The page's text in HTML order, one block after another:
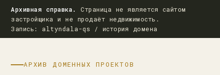
Архивная справка.
Страница не является сайтом
застройщика и не продаёт недвижимость.
Запись: altyndala-qs / история домена
АРХИВ ДОМЕННЫХ ПРОЕКТОВ